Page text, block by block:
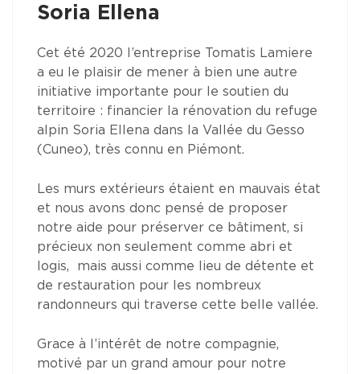
Soria Ellena
Cet été 2020 l’entreprise Tomatis Lamiere
a eu le plaisir de mener à bien une autre
initiative importante pour le soutien du
territoire : financier la rénovation du refuge
alpin Soria Ellena dans la Vallée du Gesso
(Cuneo), très connu en Piémont.
Les murs extérieurs étaient en mauvais état
et nous avons donc pensé de proposer
notre aide pour préserver ce bâtiment, si
précieux non seulement comme abri et
logis, mais aussi comme lieu de détente et
de restauration pour les nombreux
randonneurs qui traverse cette belle vallée.
Grace à l’intérêt de notre compagnie,
motivé par un grand amour pour notre